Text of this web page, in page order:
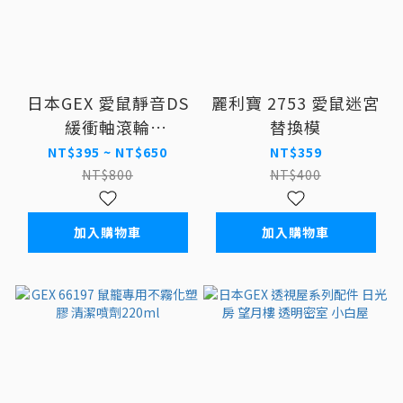
日本GEX 愛鼠靜音DS
緩衝軸滾輪
14/17/21cm
NT$395 ~ NT$650
NT$800
加入購物車
麗利寶 2753 愛鼠迷宮
替換模
NT$359
NT$400
加入購物車